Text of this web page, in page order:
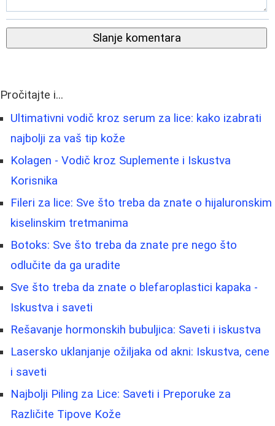
Slanje komentara
Pročitajte i...
Ultimativni vodič kroz serum za lice: kako izabrati
najbolji za vaš tip kože
Kolagen - Vodič kroz Suplemente i Iskustva
Korisnika
Fileri za lice: Sve što treba da znate o hijaluronskim
kiselinskim tretmanima
Botoks: Sve što treba da znate pre nego što
odlučite da ga uradite
Sve što treba da znate o blefaroplastici kapaka -
Iskustva i saveti
Rešavanje hormonskih bubuljica: Saveti i iskustva
Lasersko uklanjanje ožiljaka od akni: Iskustva, cene
i saveti
Najbolji Piling za Lice: Saveti i Preporuke za
Različite Tipove Kože